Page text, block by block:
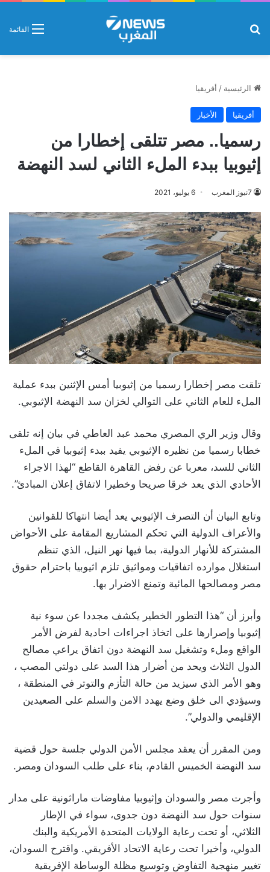
القائمة
الرئيسية / أفريقيا
أفريقيا الأخبار
رسميا.. مصر تتلقى إخطارا من
إثيوبيا ببدء الملء الثاني لسد النهضة
7نيوز المغرب 6 يوليو، 2021
تلقت مصر إخطارا رسميا من إثيوبيا أمس الإثنين ببدء عملية
الملء للعام الثاني على التوالي لخزان سد النهضة الإثيوبي.
وقال وزير الري المصري محمد عبد العاطي في بيان إنه تلقى
خطابا رسميا من نظيره الإثيوبي يفيد ببدء إثيوبيا في الملء
الثاني للسد، معربا عن رفض القاهرة القاطع “لهذا الاجراء
الأحادي الذي يعد خرقا صريحا وخطيرا لاتفاق إعلان المبادئ”.
وتابع البيان أن التصرف الإثيوبي يعد أيضا انتهاكا للقوانين
والأعراف الدولية التي تحكم المشاريع المقامة على الأحواض
المشتركة للأنهار الدولية، بما فيها نهر النيل، الذي تنظم
استغلال موارده اتفاقيات ومواثيق تلزم اثيوبيا باحترام حقوق
مصر ومصالحها المائية وتمنع الاضرار بها.
وأبرز أن “هذا التطور الخطير يكشف مجددا عن سوء نية
إثيوبيا وإصرارها على اتخاذ اجراءات احادية لفرض الأمر
الواقع وملء وتشغيل سد النهضة دون اتفاق يراعي مصالح
الدول الثلاث ويحد من أضرار هذا السد على دولتي المصب ،
وهو الأمر الذي سيزيد من حالة التأزم والتوتر في المنطقة ،
وسيؤدي الى خلق وضع يهدد الامن والسلم على الصعيدين
الإقليمي والدولي”.
ومن المقرر أن يعقد مجلس الأمن الدولي جلسة حول قضية
سد النهضة الخميس القادم، بناء على طلب السودان ومصر.
وأجرت مصر والسودان وإثيوبيا مفاوضات ماراثونية على مدار
سنوات حول سد النهضة دون جدوى، سواء في الإطار
الثلاثي، أو تحت رعاية الولايات المتحدة الأمريكية والبنك
الدولي، وأخيرا تحت رعاية الاتحاد الأفريقي. واقترح السودان،
تغيير منهجية التفاوض وتوسيع مظلة الوساطة الإفريقية